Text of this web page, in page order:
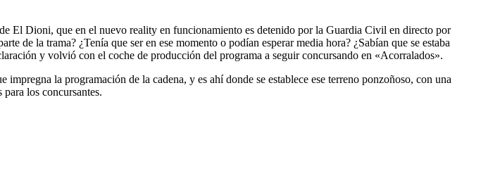
El Dioni, que en el nuevo reality en funcionamiento es detenido por la Guardia Civil en directo por
de la trama? ¿Tenía que ser en ese momento o podían esperar media hora? ¿Sabían que se estaba
y volvió con el coche de producción del programa a seguir concursando en «Acorralados».
la programación de la cadena, y es ahí donde se establece ese terreno ponzoñoso, con una
los concursantes.